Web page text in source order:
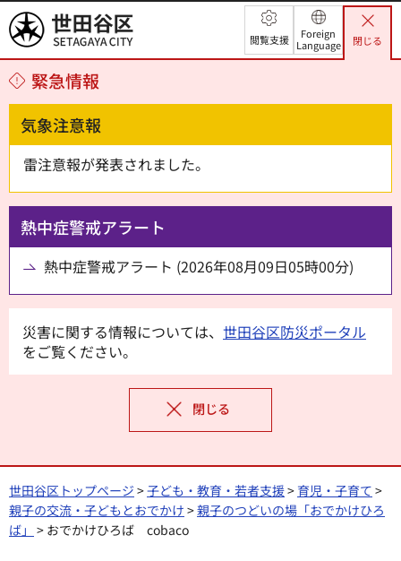
世田谷区 閲覧支援
Foreign
Language
閉じる
緊急情報
気象注意報
雷注意報が発表されました。
熱中症警戒アラート
熱中症警戒アラート (2026年08月09日05時00分)
災害に関する情報については、 世田谷区防災ポータル
をご覧ください。
閉じる
世田谷区トップページ >子ども・教育・若者支援> 育児・子育て >
親子の交流・子どもとおでかけ >親子のつどいの場「おでかけひろ
ば」 > おでかけひろば cobaco